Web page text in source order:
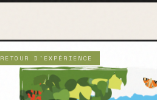
RETOUR D'EXPÉRIENCE